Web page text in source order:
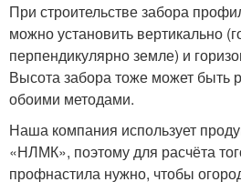
При строительстве забора
можно установить вертикально
перпендикулярно земле) и
Высота забора тоже может быть
обоими методами.
Наша компания использует
«НЛМК», поэтому для расчёта
профнастила нужно, чтобы